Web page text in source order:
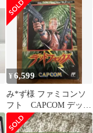
¥6,599
み*ず様 ファミコンソ
フト CAPCOM デッド
フォックス 動作確認
済み